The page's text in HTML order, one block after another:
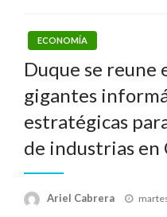
ECONOMÍA
Duque se reune
gigantes
estratégicas
de industrias en
Ariel Cabrera